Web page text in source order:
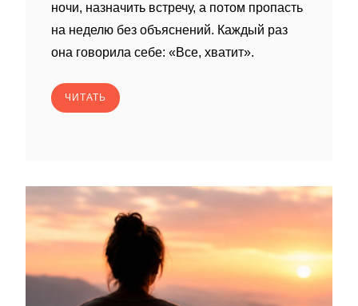
ночи, назначить встречу, а потом пропасть
на неделю без объяснений. Каждый раз
она говорила себе: «Все, хватит».
ЧИТАТЬ